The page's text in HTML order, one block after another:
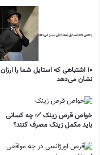
۱۰ اشتباهی که استایل شما را ارزان
نشان می‌دهد
خواص قرص زینک ✅ چه کسانی
باید مکمل زینک مصرف کنند؟